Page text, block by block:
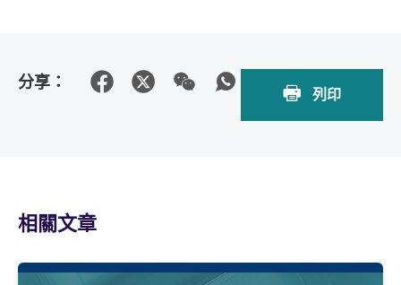
分享：
列印
相關文章